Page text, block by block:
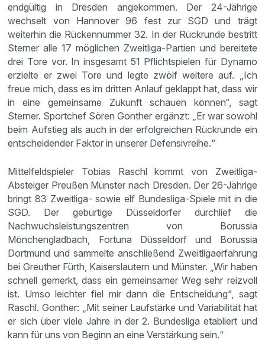
endgültig in Dresden angekommen. Der 24-Jährige
wechselt von Hannover 96 fest zur SGD und trägt
weiterhin die Rückennummer 32. In der Rückrunde bestritt
Sterner alle 17 möglichen Zweitliga-Partien und bereitete
drei Tore vor. In insgesamt 51 Pflichtspielen für Dynamo
erzielte er zwei Tore und legte zwölf weitere auf. „Ich
freue mich, dass es im dritten Anlauf geklappt hat, dass wir
in eine gemeinsame Zukunft schauen können“, sagt
Sterner. Sportchef Sören Gonther ergänzt: „Er war sowohl
beim Aufstieg als auch in der erfolgreichen Rückrunde ein
entscheidender Faktor in unserer Defensivreihe.“
Mittelfeldspieler Tobias Raschl kommt von Zweitliga-
Absteiger Preußen Münster nach Dresden. Der 26-Jährige
bringt 83 Zweitliga- sowie elf Bundesliga-Spiele mit in die
SGD. Der gebürtige Düsseldorfer durchlief die
Nachwuchsleistungszentren von Borussia
Mönchengladbach, Fortuna Düsseldorf und Borussia
Dortmund und sammelte anschließend Zweitligaerfahrung
bei Greuther Fürth, Kaiserslautern und Münster. „Wir haben
schnell gemerkt, dass ein gemeinsamer Weg sehr reizvoll
ist. Umso leichter fiel mir dann die Entscheidung“, sagt
Raschl. Gonther: „Mit seiner Laufstärke und Variabilität hat
er sich über viele Jahre in der 2. Bundesliga etabliert und
kann für uns von Beginn an eine Verstärkung sein.“